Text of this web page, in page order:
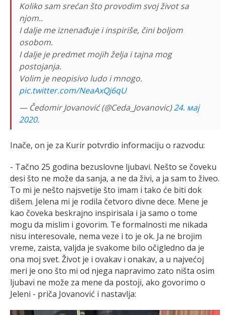
Koliko sam srećan što provodim svoj život sa
njom..
I dalje me iznenađuje i inspiriše, čini boljom
osobom.
I dalje je predmet mojih želja i tajna mog
postojanja.
Volim je neopisivo ludo i mnogo.
pic.twitter.com/NeaAxQj6qU
— Čedomir Jovanović (@Ceda_Jovanovic)24. мај
2020.
Inače, on je za Kurir potvrdio informaciju o razvodu:
- Tačno 25 godina bezuslovne ljubavi. Nešto se čoveku
desi što ne može da sanja, a ne da živi, a ja sam to živeo.
To mi je nešto najsvetije što imam i tako će biti dok
dišem. Jelena mi je rodila četvoro divne dece. Mene je
kao čoveka beskrajno inspirisala i ja samo o tome
mogu da mislim i govorim. Te formalnosti me nikada
nisu interesovale, nema veze i to je ok. Ja ne brojim
vreme, zaista, valjda je svakome bilo očigledno da je
ona moj svet. Život je i ovakav i onakav, a u najvećoj
meri je ono što mi od njega napravimo zato ništa osim
ljubavi ne može za mene da postoji, ako govorimo o
Jeleni - priča Jovanović i nastavlja: